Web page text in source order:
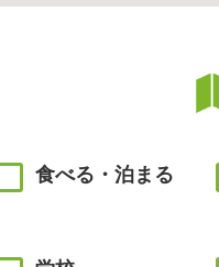
食べる・泊まる